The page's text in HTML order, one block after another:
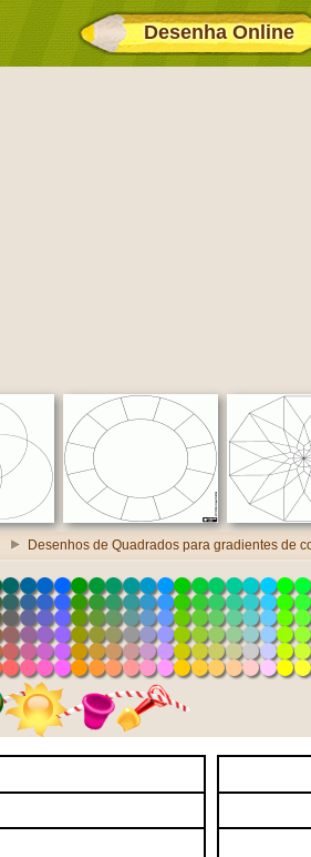
Desenha Online
Desenhos de Quadrados para gradientes de